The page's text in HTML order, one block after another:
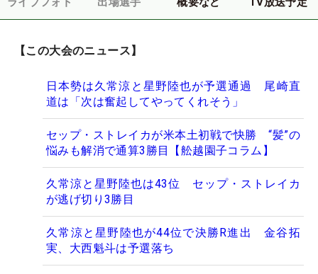
【この大会のニュース】
日本勢は久常涼と星野陸也が予選通過 尾崎直
道は「次は奮起してやってくれそう」
セップ・ストレイカが米本土初戦で快勝 “髪”の
悩みも解消で通算3勝目【舩越園子コラム】
久常涼と星野陸也は43位 セップ・ストレイカ
が逃げ切り3勝目
久常涼と星野陸也が44位で決勝R進出 金谷拓
実、大西魁斗は予選落ち